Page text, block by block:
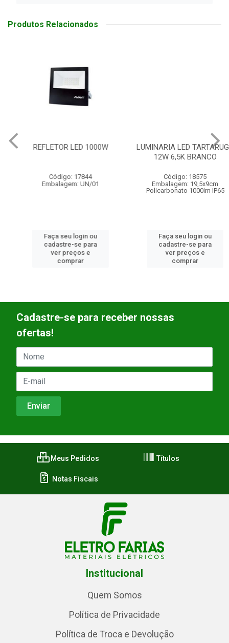
Produtos Relacionados
REFLETOR LED 1000W
Código: 17844
Embalagem: UN/01
Faça seu login ou
cadastre-se para
ver preços e
comprar
LUMINARIA LED TARTARUGA
12W 6,5K BRANCO
Código: 18575
Embalagem: 19,5x9cm
Policarbonato 1000lm IP65
Faça seu login ou
cadastre-se para
ver preços e
comprar
Cadastre-se para receber nossas
ofertas!
Meus Pedidos Títulos
Notas Fiscais
Institucional
Quem Somos
Política de Privacidade
Política de Troca e Devolução